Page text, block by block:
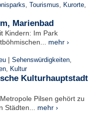
, Tourismus, Kurorte,
Marienbad
Kindern: Im Park
mehr ›
| Sehenswürdigkeiten,
, Kultur
Kulturhauptstadt
Pilsen gehört zu
Städten... mehr ›